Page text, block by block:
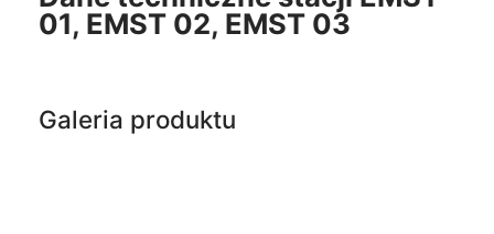
01, EMST 02, EMST 03
Galeria produktu